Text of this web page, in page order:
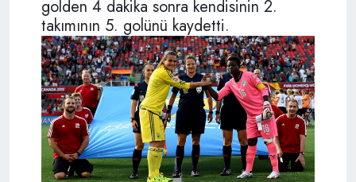
golden 4 dakika sonra kendisinin 2.
takımının 5. golünü kaydetti.